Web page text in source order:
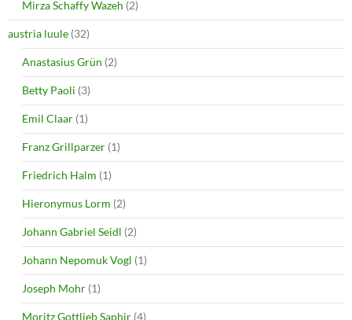
n
d
o
)
i
n
d
w
)
Mirza Schaffy Wazeh (2)
austria luule (32)
Anastasius Grün (2)
Betty Paoli (3)
Emil Claar (1)
Franz Grillparzer (1)
Friedrich Halm (1)
Hieronymus Lorm (2)
Johann Gabriel Seidl (2)
Johann Nepomuk Vogl (1)
Joseph Mohr (1)
Moritz Gottlieb Saphir (4)